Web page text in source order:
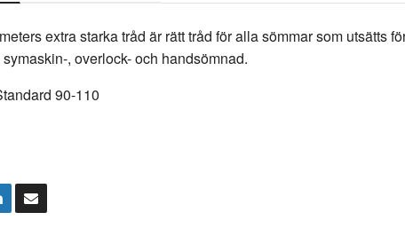
extra starka tråd är rätt tråd för alla sömmar som utsätts
, overlock- och handsömnad.
90-110